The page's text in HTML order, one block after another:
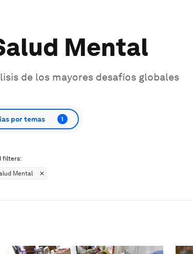
Mental
de los mayores desafíos globales
por temas 1
filters:
Mental